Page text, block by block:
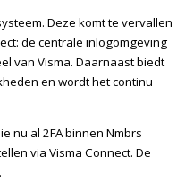
Deze komt te vervallen
de centrale inlogomgeving
van Visma. Daarnaast biedt
en wordt het continu
nu al 2FA binnen Nmbrs
via Visma Connect. De